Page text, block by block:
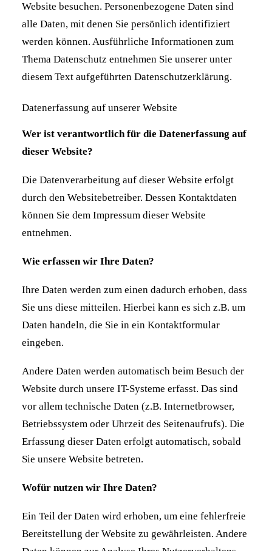
Website besuchen. Personenbezogene Daten sind
alle Daten, mit denen Sie persönlich identifiziert
werden können. Ausführliche Informationen zum
Thema Datenschutz entnehmen Sie unserer unter
diesem Text aufgeführten Datenschutzerklärung.
Datenerfassung auf unserer Website
Wer ist verantwortlich für die Datenerfassung auf
dieser Website?
Die Datenverarbeitung auf dieser Website erfolgt
durch den Websitebetreiber. Dessen Kontaktdaten
können Sie dem Impressum dieser Website
entnehmen.
Wie erfassen wir Ihre Daten?
Ihre Daten werden zum einen dadurch erhoben, dass
Sie uns diese mitteilen. Hierbei kann es sich z.B. um
Daten handeln, die Sie in ein Kontaktformular
eingeben.
Andere Daten werden automatisch beim Besuch der
Website durch unsere IT-Systeme erfasst. Das sind
vor allem technische Daten (z.B. Internetbrowser,
Betriebssystem oder Uhrzeit des Seitenaufrufs). Die
Erfassung dieser Daten erfolgt automatisch, sobald
Sie unsere Website betreten.
Wofür nutzen wir Ihre Daten?
Ein Teil der Daten wird erhoben, um eine fehlerfreie
Bereitstellung der Website zu gewährleisten. Andere